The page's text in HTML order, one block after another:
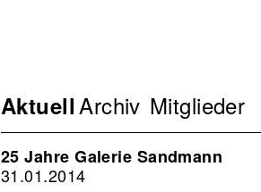
Navigation
Verband
2nd
Level
AktuellArchiv Mitglieder
25 Jahre Galerie Sandmann
31.01.2014